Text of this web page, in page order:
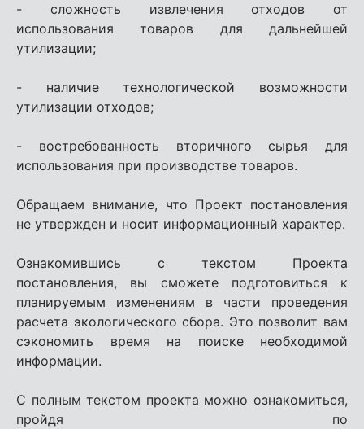
- сложность извлечения отходов от
использования товаров для дальнейшей
утилизации;
- наличие технологической возможности
утилизации отходов;
- востребованность вторичного сырья для
использования при производстве товаров.
Обращаем внимание, что Проект постановления
не утвержден и носит информационный характер.
Ознакомившись с текстом Проекта
постановления, вы сможете подготовиться к
планируемым изменениям в части проведения
расчета экологического сбора. Это позволит вам
сэкономить время на поиске необходимой
информации.
С полным текстом проекта можно ознакомиться,
пройдя по